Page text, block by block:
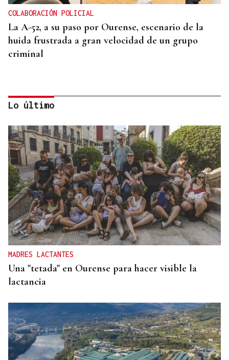
COLABORACIÓN POLICIAL
La A-52, a su paso por Ourense, escenario de la
huida frustrada a gran velocidad de un grupo
criminal
LLEGADAS DEL EXTERIOR
Ourense alcanza los 307.119 habitantes y marca su
mayor cifra de población en ocho años
Lo último
MADRES LACTANTES
Una "tetada" en Ourense para hacer visible la
lactancia